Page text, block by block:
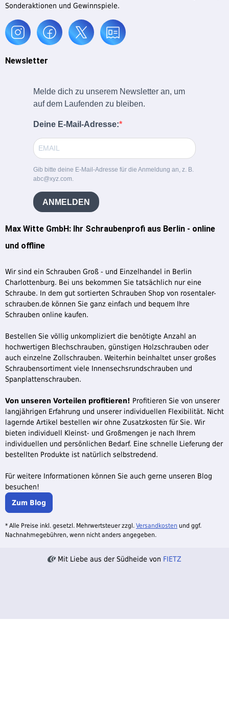
Max Witte GmbH: Ihr Schraubenprofi aus Berlin - online
und offline
Wir sind ein Schrauben Groß - und Einzelhandel in Berlin
Charlottenburg. Bei uns bekommen Sie tatsächlich nur eine
Schraube. In dem gut sortierten Schrauben Shop von rosentaler-
schrauben.de können Sie ganz einfach und bequem Ihre
Schrauben online kaufen.
Bestellen Sie völlig unkompliziert die benötigte Anzahl an
hochwertigen Blechschrauben, günstigen Holzschrauben oder
auch einzelne Zollschrauben. Weiterhin beinhaltet unser großes
Schraubensortiment viele Innensechsrundschrauben und
Spanplattenschrauben.
Von unseren Vorteilen profitieren! Profitieren Sie von unserer
langjährigen Erfahrung und unserer individuellen Flexibilität. Nicht
lagernde Artikel bestellen wir ohne Zusatzkosten für Sie. Wir
bieten individuell Kleinst- und Großmengen je nach Ihrem
individuellen und persönlichen Bedarf. Eine schnelle Lieferung der
bestellten Produkte ist natürlich selbstredend.
Für weitere Informationen können Sie auch gerne unseren Blog
besuchen!
Zum Blog
Sonderaktionen und Gewinnspiele.
Newsletter
Melde dich zu unserem Newsletter an, um
auf dem Laufenden zu bleiben.
Deine E-Mail-Adresse:
Gib bitte deine E-Mail-Adresse für die Anmeldung an, z. B.
abc@xyz.com.
ANMELDEN
* Alle Preise inkl. gesetzl. Mehrwertsteuer zzgl. Versandkosten und ggf.
Nachnahmegebühren, wenn nicht anders angegeben.
Mit Liebe aus der Südheide von FIETZ